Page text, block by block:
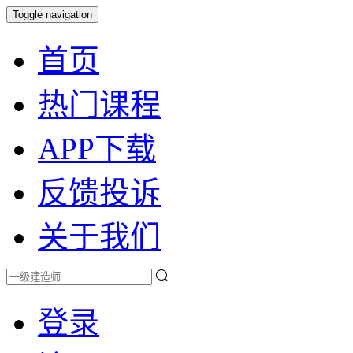
Toggle navigation
首页
热门课程
APP下载
反馈投诉
关于我们
登录